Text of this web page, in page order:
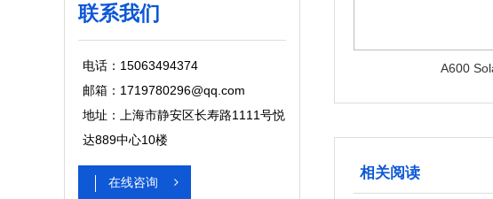
联系我们
电话：15063494374
邮箱：1719780296@qq.com
地址：上海市静安区长寿路1111号悦
达889中心10楼
在线咨询
A600
相关阅读